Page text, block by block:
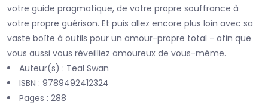
votre guide pragmatique, de votre propre souffrance à
votre propre guérison. Et puis allez encore plus loin avec sa
vaste boîte à outils pour un amour-propre total - afin que
vous aussi vous réveilliez amoureux de vous-même.
Auteur(s) : Teal Swan
ISBN : 9789492412324
Pages : 288